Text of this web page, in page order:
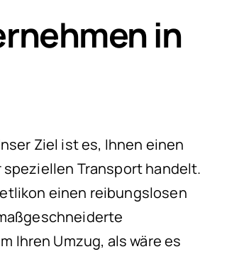
in
Ziel ist es, Ihnen einen
Transport handelt.
einen reibungslosen
Ihren Umzug, als wäre es